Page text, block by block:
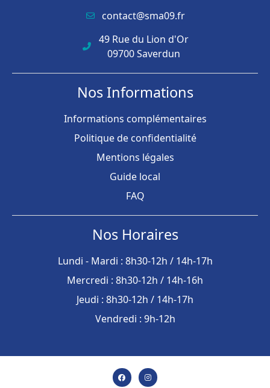
contact@sma09.fr
49 Rue du Lion d'Or
09700 Saverdun
Nos Informations
Informations complémentaires
Politique de confidentialité
Mentions légales
Guide local
FAQ
Nos Horaires
Lundi - Mardi : 8h30-12h / 14h-17h
Mercredi : 8h30-12h / 14h-16h
Jeudi : 8h30-12h / 14h-17h
Vendredi : 9h-12h